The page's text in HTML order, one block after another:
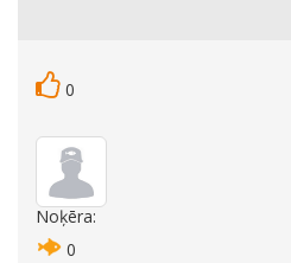
0
Noķēra:
0